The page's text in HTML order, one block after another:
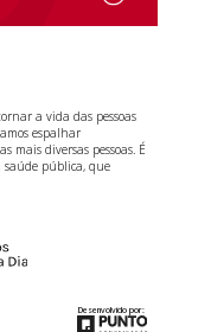
a vida das pessoas
espalhar
mais diversas pessoas. É
saúde pública, que
Desenvolvido por: